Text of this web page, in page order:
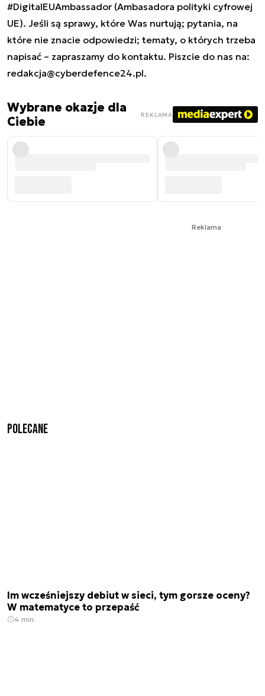
#DigitalEUAmbassador (Ambasadora polityki cyfrowej
UE). Jeśli są sprawy, które Was nurtują; pytania, na
które nie znacie odpowiedzi; tematy, o których trzeba
napisać – zapraszamy do kontaktu. Piszcie do nas na:
redakcja@cyberdefence24.pl.
Wybrane okazje dla
Ciebie
REKLAMA
Reklama
Polecane
Im wcześniejszy debiut w sieci, tym gorsze oceny?
W matematyce to przepaść
4 min.